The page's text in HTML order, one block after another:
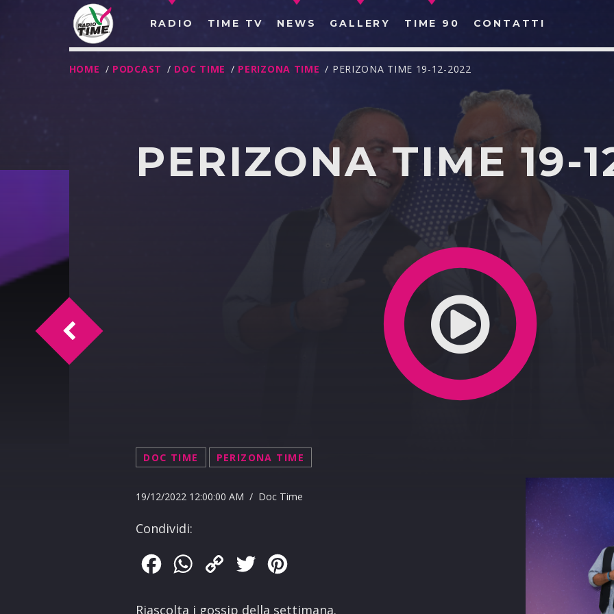
RADIO TIME TV NEWS GALLERY TIME 90 CONTATTI
CERCA NEL SITO WEB:
HOME / PODCAST / DOC TIME / PERIZONA TIME / PERIZONA TIME 19-12-2022
PERIZONA TIME 19-
DOC TIME PERIZONA TIME
19/12/2022 12:00:00 AM / Doc Time
Condividi:
FacebookWhatsApp
Copy
Twitter
Riascolta i gossip della settimana.
TM Intervista Giulio Ambrosetti